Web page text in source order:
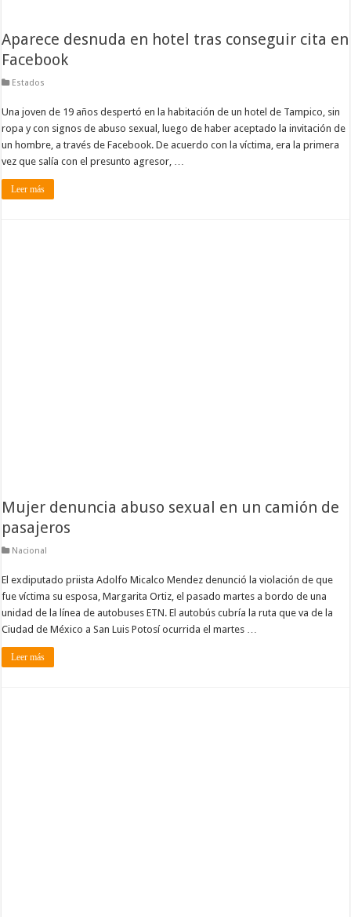
Aparece desnuda en hotel tras conseguir cita en
Facebook
Estados
Una joven de 19 años despertó en la habitación de un hotel de Tampico, sin
ropa y con signos de abuso sexual, luego de haber aceptado la invitación de
un hombre, a través de Facebook. De acuerdo con la víctima, era la primera
vez que salía con el presunto agresor, …
Leer más
Mujer denuncia abuso sexual en un camión de
pasajeros
Nacional
El exdiputado priista Adolfo Micalco Mendez denunció la violación de que
fue víctima su esposa, Margarita Ortiz, el pasado martes a bordo de una
unidad de la línea de autobuses ETN. El autobús cubría la ruta que va de la
Ciudad de México a San Luis Potosí ocurrida el martes …
Leer más